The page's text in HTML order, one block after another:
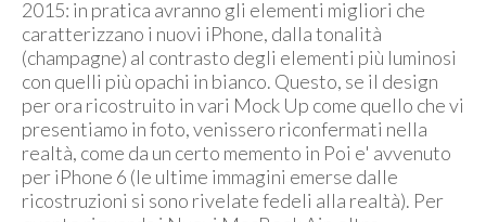
2015: in pratica avranno gli elementi migliori che
caratterizzano i nuovi iPhone, dalla tonalità
(champagne) al contrasto degli elementi più luminosi
con quelli più opachi in bianco. Questo, se il design
per ora ricostruito in vari Mock Up come quello che vi
presentiamo in foto, venissero riconfermati nella
realtà, come da un certo memento in Poi e' avvenuto
per iPhone 6 (le ultime immagini emerse dalle
ricostruzioni si sono rivelate fedeli alla realtà). Per